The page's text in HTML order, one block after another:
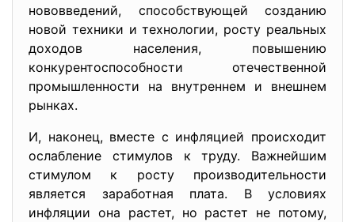
нововведений, способствующей созданию
новой техники и технологии, росту реальных
доходов населения, повышению
конкурентоспособности отечественной
промышленности на внутреннем и внешнем
рынках.
И, наконец, вместе с инфляцией происходит
ослабление стимулов к труду. Важнейшим
стимулом к росту производительности
является заработная плата. В условиях
инфляции она растет, но растет не потому,